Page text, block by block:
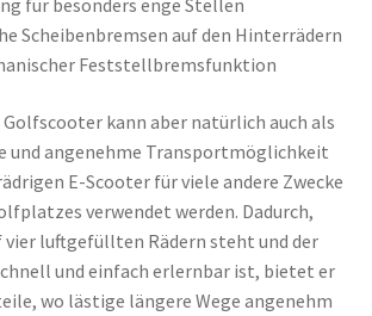
Scheibenbremsen auf den Hinterrädern
Feststellbremsfunktion
Golfscooter kann aber natürlich auch als
und angenehme Transportmöglichkeit
E-Scooter für viele andere Zwecke
verwendet werden. Dadurch,
vier luftgefüllten Rädern steht und der
und einfach erlernbar ist, bietet er
wo lästige längere Wege angenehm